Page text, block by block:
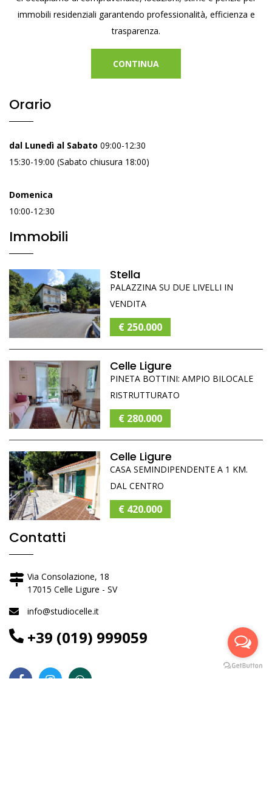
immobili residenziali garantendo professionalità, efficienza e
trasparenza.
CONTINUA
Orario
dal Lunedì al Sabato 09:00-12:30
15:30-19:00 (Sabato chiusura 18:00)
Domenica
10:00-12:30
Immobili
Stella
PALAZZINA SU DUE LIVELLI IN
VENDITA
€ 250.000
Celle Ligure
PINETA BOTTINI: AMPIO BILOCALE
RISTRUTTURATO
€ 280.000
Celle Ligure
CASA SEMINDIPENDENTE A 1 KM.
DAL CENTRO
€ 420.000
Contatti
Via Consolazione, 18
17015 Celle Ligure - SV
info@studiocelle.it
+39 (019) 999059